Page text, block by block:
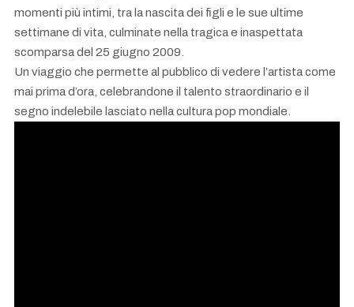
momenti più intimi, tra la nascita dei figli e le sue ultime
settimane di vita, culminate nella tragica e inaspettata
scomparsa del 25 giugno 2009.
Un viaggio che permette al pubblico di vedere l’artista come
mai prima d’ora, celebrandone il talento straordinario e il
segno indelebile lasciato nella cultura pop mondiale.